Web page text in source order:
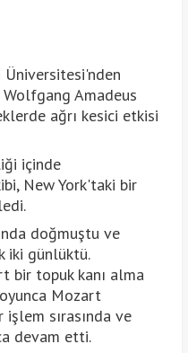
Amadeus
ağrı kesici etkisi
içinde
New York'taki bir
doğmuştu ve
iki günlüktü.
bir topuk kanı alma
Mozart
sırasında ve
devam etti.